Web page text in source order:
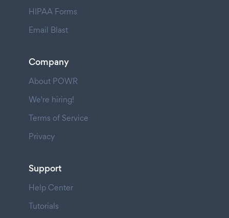
HIPAA Forms
Email Blast
Company
About POWR
We're hiring!
Terms of Service
Privacy
Support
Help Center
Tutorials